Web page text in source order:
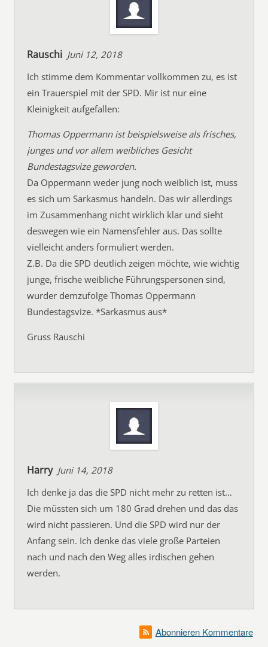
Rauschi Juni 12, 2018
Ich stimme dem Kommentar vollkommen zu, es ist
ein Trauerspiel mit der SPD. Mir ist nur eine
Kleinigkeit aufgefallen:
Thomas Oppermann ist beispielsweise als frisches,
junges und vor allem weibliches Gesicht
Bundestagsvize geworden.
Da Oppermann weder jung noch weiblich ist, muss
es sich um Sarkasmus handeln. Das wir allerdings
im Zusammenhang nicht wirklich klar und sieht
deswegen wie ein Namensfehler aus. Das sollte
vielleicht anders formuliert werden.
Z.B. Da die SPD deutlich zeigen möchte, wie wichtig
junge, frische weibliche Führungspersonen sind,
wurder demzufolge Thomas Oppermann
Bundestagsvize. *Sarkasmus aus*
Gruss Rauschi
Harry Juni 14, 2018
Ich denke ja das die SPD nicht mehr zu retten ist…
Die müssten sich um 180 Grad drehen und das das
wird nicht passieren. Und die SPD wird nur der
Anfang sein. Ich denke das viele große Parteien
nach und nach den Weg alles irdischen gehen
werden.
Abonnieren Kommentare